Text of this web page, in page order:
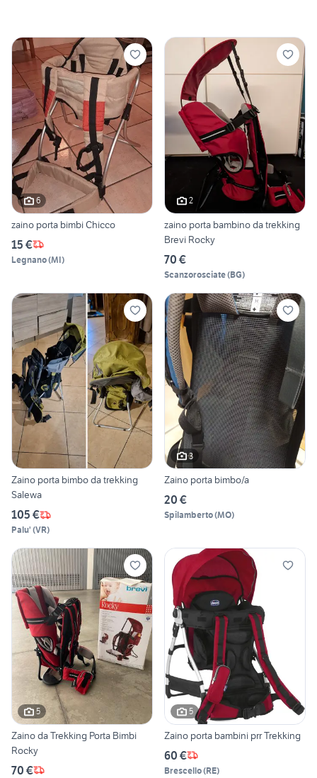
6
zaino porta bimbi Chicco
15 €
Legnano(MI)
2
zaino porta bambino da trekking
Brevi Rocky
70 €
Scanzorosciate(BG)
Zaino porta bimbo da trekking
Salewa
105 €
Palu' (VR)
3
Zaino porta bimbo/a
20 €
Spilamberto(MO)
5
Zaino da Trekking Porta Bimbi
Rocky
70 €
5
Zaino porta bambini prr Trekking
60 €
Brescello(RE)